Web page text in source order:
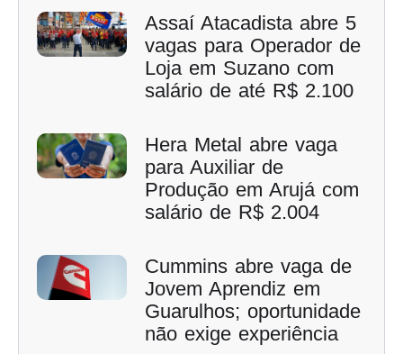
Assaí Atacadista abre 5
vagas para Operador de
Loja em Suzano com
salário de até R$ 2.100
Hera Metal abre vaga
para Auxiliar de
Produção em Arujá com
salário de R$ 2.004
Cummins abre vaga de
Jovem Aprendiz em
Guarulhos; oportunidade
não exige experiência